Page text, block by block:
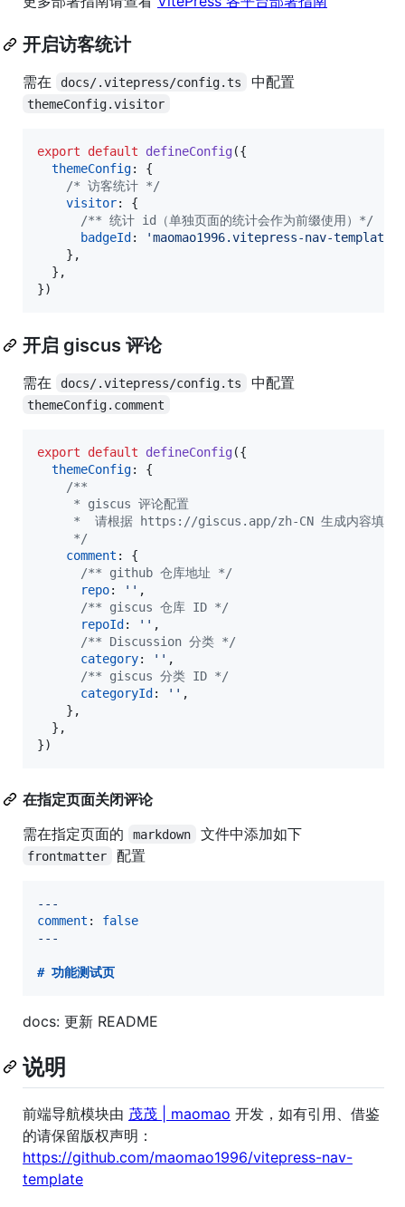
开启访客统计
需在 docs/.vitepress/config.ts 中配置
themeConfig.visitor
export default defineConfig({
themeConfig: {
/* 访客统计 */
visitor: {
/** 统计 id（单独页面的统计会作为前缀使用）*/
badgeId : 'maomao1996.vitepress-nav-template'
} ,
} ,
})
开启 giscus 评论
需在 docs/.vitepress/config.ts 中配置
themeConfig.comment
export default defineConfig({
themeConfig: {
/**
     * giscus 评论配置
     *  请根据 https://giscus.app/zh-CN 生成内容填写
     */
comment : {
/** github 仓库地址 */
repo: '' ,
/** giscus 仓库 ID */
repoId : '' ,
/** Discussion 分类 */
category: '' ,
/** giscus 分类 ID */
categoryId : '' ,
} ,
} ,
})
在指定页面关闭评论
需在指定页面的
markdown 文件中添加如下
frontmatter 配置
---
comment : false
---
# 功能测试页
docs: 更新 README
说明
前端导航模块由 茂茂 | maomao 开发，如有引用、借鉴
的请保留版权声明：
https://github.com/maomao1996/vitepress-nav-
template